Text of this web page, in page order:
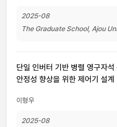
2025-08
The Graduate School, Ajou
단일 인버터 기반 병렬 영구자
안정성 향상을 위한 제어기 설계
이형우
2025-08